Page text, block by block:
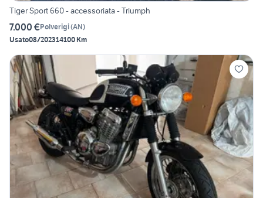
Tiger Sport 660 - accessoriata - Triumph
7.000 €Polverigi(AN)
Usato08/202314100 Km